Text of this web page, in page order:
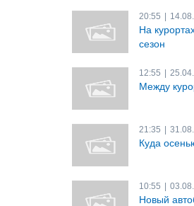
20:55 |
На
сезон
12:55 |
Между
21:35 |
Куда
10:55 |
Новый